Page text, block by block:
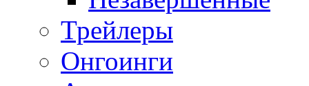
Трейлеры
Онгоинги